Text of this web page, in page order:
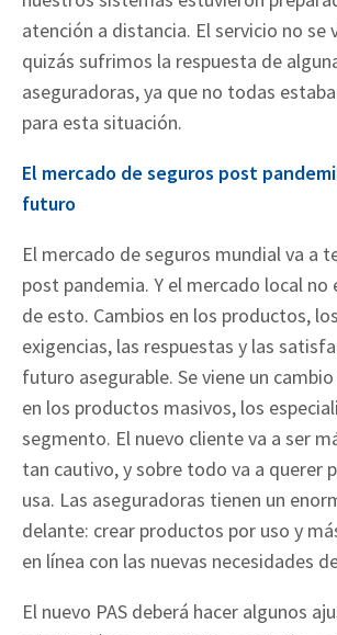
atención a distancia. El servicio no se
quizás sufrimos la respuesta de
aseguradoras, ya que no todas
para esta situación.
El mercado de seguros post
futuro
El mercado de seguros mundial va a
post pandemia. Y el mercado local no
de esto. Cambios en los productos,
exigencias, las respuestas y las
futuro asegurable. Se viene un
en los productos masivos, los
segmento. El nuevo cliente va a ser
tan cautivo, y sobre todo va a querer
usa. Las aseguradoras tienen un
delante: crear productos por uso y
en línea con las nuevas necesidades
El nuevo PAS deberá hacer algunos